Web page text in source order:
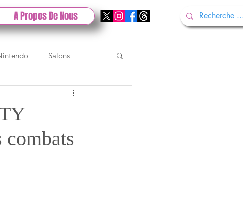
A Propos De Nous
Salons
Gamescom
Test PlayStation